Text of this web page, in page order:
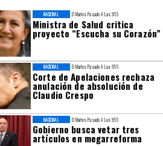
El Martes Pasado A Las 9:55
Ministra de Salud critica
proyecto “Escucha su Corazón”
NACIONAL
El Martes Pasado A Las 9:55
Corte de Apelaciones rechaza
anulación de absolución de
Claudio Crespo
NACIONAL
El Martes Pasado A Las 9:55
Gobierno busca vetar tres
artículos en megarreforma
NACIONAL